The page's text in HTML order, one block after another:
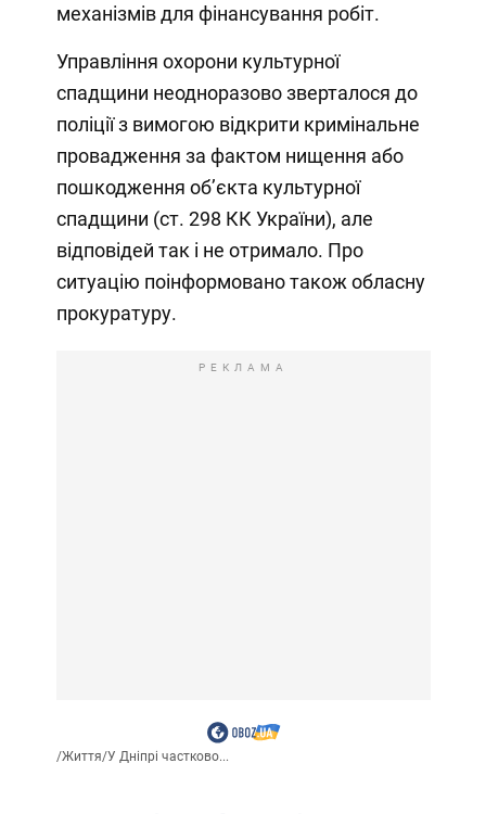
механізмів для фінансування робіт.
Управління охорони культурної
спадщини неодноразово зверталося до
поліції з вимогою відкрити кримінальне
провадження за фактом нищення або
пошкодження об’єкта культурної
спадщини (ст. 298 КК України), але
відповідей так і не отримало. Про
ситуацію поінформовано також обласну
прокуратуру.
РЕКЛАМА
/Життя/У Дніпрі частково...